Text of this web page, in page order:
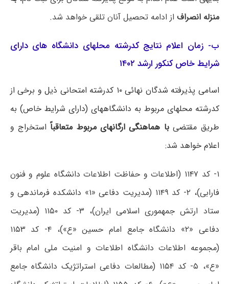
منزله انصراف از ادامه تحصیل آنان تلقی خواهد شد.
ب- زمان اعلام نتایج کدرشته محلهای دانشگاه های دارای
شرایط خاص کنکور ارشد ۱۴۰۲
اسامی پذیرفته شدگان نهائی ۱۰ کدرشته امتحانی ذیل و برخی از
کدرشته محلهای مربوط به دانشگاههای (دارای شرایط خاص) به
طریق مقتضیبا هماهنگی ارگانهای مربوط متعاقباًاستخراج و
اعلام خواهد شد:
۱- کد ۱۱۴۷ (اطلاعات و حفاظت اطلاعات دانشگاه علوم و فنون
فارابی)، ۲- کد ۱۱۴۹ (مدیریت دفاعی «۱» دانشکده فرماندهی و
ستاد ارتش جمهموری اسلامی ایران)، ۳- کد ۱۱۵۰ (مدیریت
دفاعی «۲» دانشگاه جامع امام حسین «ع»)، ۴- کد ۱۱۵۳
(مجموعه اطلاعات دانشگاه اطلاعات و امنیت ملی امام باقر
«ع»، ۵- کد ۱۱۵۴ (مطالعات دفاعی استراتژیک دانشگاه جامع